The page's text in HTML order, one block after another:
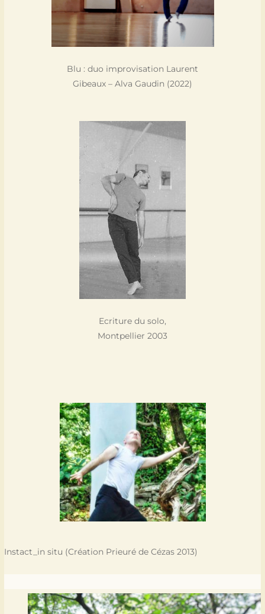
Blu : duo improvisation Laurent
Gibeaux – Alva Gaudin (2022)
Ecriture du solo,
Montpellier 2003
Instact_in situ (Création Prieuré de Cézas 2013)